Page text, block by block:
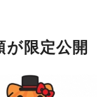
限定公開